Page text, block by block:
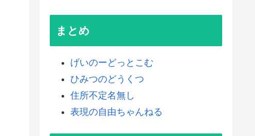
まとめ
げいのーどっとこむ
ひみつのどうくつ
住所不定名無し
表現の自由ちゃんねる